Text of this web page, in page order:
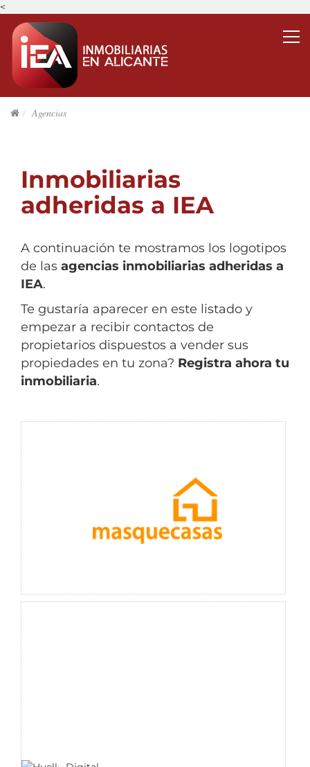
<
Agencias
Inmobiliarias
adheridas a IEA
A continuación te mostramos los logotipos
de las agencias inmobiliarias adheridas a
IEA.
Te gustaría aparecer en este listado y
empezar a recibir contactos de
propietarios dispuestos a vender sus
propiedades en tu zona? Registra ahora tu
inmobiliaria.